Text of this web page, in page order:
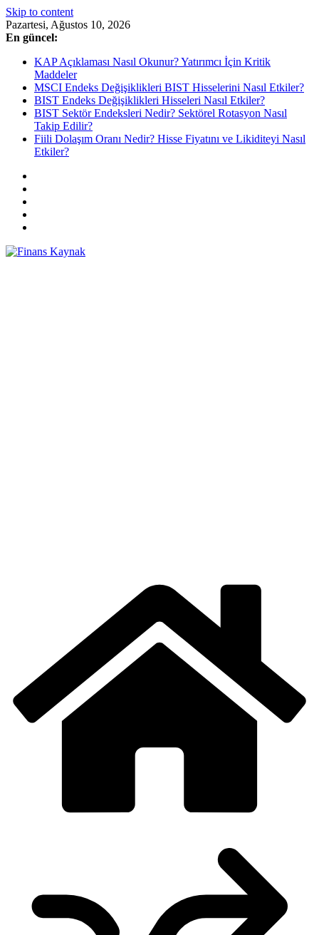
Skip to content
Pazartesi, Ağustos 10, 2026
En güncel:
KAP Açıklaması Nasıl Okunur? Yatırımcı İçin Kritik
Maddeler
MSCI Endeks Değişiklikleri BIST Hisselerini Nasıl Etkiler?
BIST Endeks Değişiklikleri Hisseleri Nasıl Etkiler?
BIST Sektör Endeksleri Nedir? Sektörel Rotasyon Nasıl
Takip Edilir?
Fiili Dolaşım Oranı Nedir? Hisse Fiyatını ve Likiditeyi Nasıl
Etkiler?